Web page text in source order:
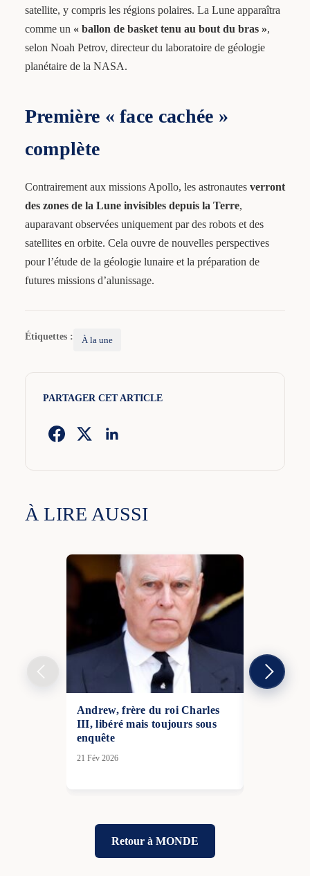
satellite, y compris les régions polaires. La Lune apparaîtra
comme un « ballon de basket tenu au bout du bras »,
selon Noah Petrov, directeur du laboratoire de géologie
planétaire de la NASA.
Première « face cachée »
complète
Contrairement aux missions Apollo, les astronautes verront
des zones de la Lune invisibles depuis la Terre,
auparavant observées uniquement par des robots et des
satellites en orbite. Cela ouvre de nouvelles perspectives
pour l’étude de la géologie lunaire et la préparation de
futures missions d’alunissage.
Étiquettes : À la une
PARTAGER CET ARTICLE
À LIRE AUSSI
Andrew, frère du roi Charles
III, libéré mais toujours sous
enquête
21 Fév 2026
Retour à MONDE